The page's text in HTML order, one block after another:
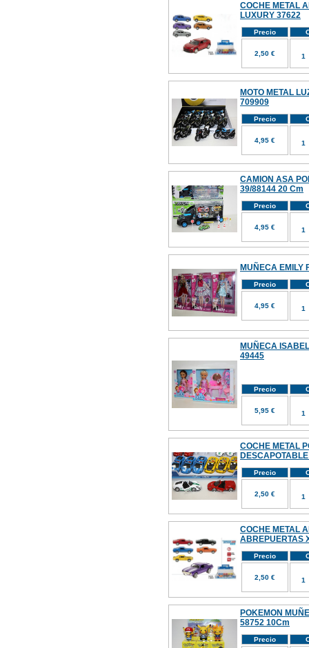
COCHE METAL
LUXURY 37622
Precio
2,50 €
MOTO METAL
709909
Precio
4,95 €
CAMION ASA
39/88144 20 Cm
Precio
4,95 €
MUÑECA EMILY
Precio
4,95 €
MUÑECA
49445
Precio
5,95 €
COCHE METAL
Precio
2,50 €
COCHE METAL
ABREPUERTAS
Precio
2,50 €
POKEMON
58752 10Cm
Precio